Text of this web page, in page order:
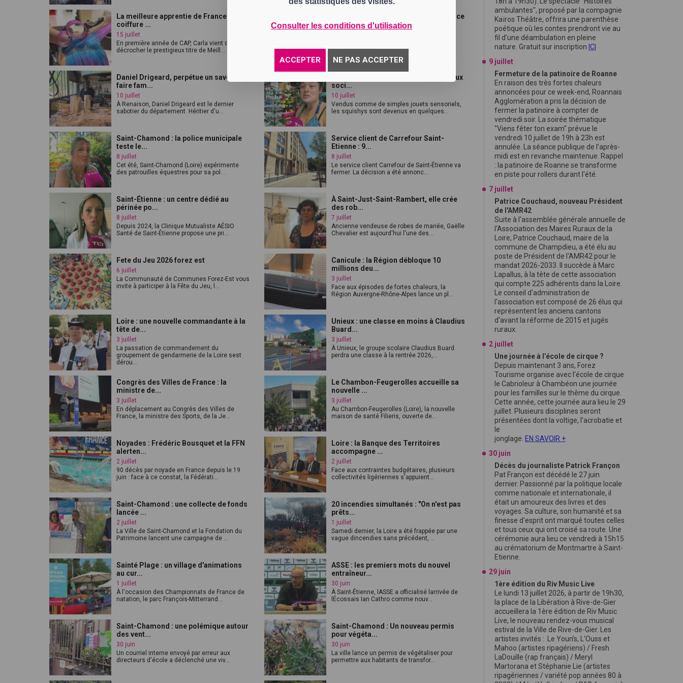
Consulter les conditions d'utilisation
ACCEPTER NE PAS ACCEPTER
La meilleure apprentie de France en
coiffure ...
15 juillet
En première année de CAP, Carla vient de
décrocher le prestigieux titre de Meill...
Saint-Étienne Métropole met en service
ses pr...
réseau STAS. Après l'arrivée des tro...
Daniel Drigeard, perpétue un savoir-
faire fam...
10 juillet
À Renaison, Daniel Drigeard est le dernier
sabotier du département. Héritier d'u...
Squishys : la nouvelle folie des réseaux
soci...
10 juillet
Vendus comme de simples jouets sensoriels,
les squishys sont devenus en quelques...
Saint-Chamond : la police municipale
teste le...
8 juillet
Cet été, Saint-Chamond (Loire) expérimente
des patrouilles équestres pour sa pol...
Service client de Carrefour Saint-
Etienne : 9...
8 juillet
Le service client Carrefour de Saint-Étienne va
fermer. La décision a été annonc...
Saint-Étienne : un centre dédié au
périnée po...
8 juillet
Depuis 2024, la Clinique Mutualiste AÉSIO
Santé de Saint-Étienne propose une pri...
À Saint-Just-Saint-Rambert, elle crée
des rob...
7 juillet
Ancienne vendeuse de robes de mariée, Gaëlle
Chevalier est aujourd'hui l'une des...
Fete du Jeu 2026 forez est
6 juillet
La Communauté de Communes Forez-Est vous
invite à participer à la Fête du Jeu, l...
Canicule : la Région débloque 10
millions deu...
3 juillet
Face aux épisodes de fortes chaleurs, la
Région Auvergne-Rhône-Alpes lance un pl...
Loire : une nouvelle commandante à la
tête de...
3 juillet
La passation de commandement du
groupement de gendarmerie de la Loire sest
dérou...
Unieux : une classe en moins à Claudius
Buard...
3 juillet
À Unieux, le groupe scolaire Claudius Buard
perdra une classe à la rentrée 2026,...
Congrès des Villes de France : la
ministre de...
3 juillet
En déplacement au Congrès des Villes de
France, la ministre des Sports, de la Je...
Le Chambon-Feugerolles accueille sa
nouvelle ...
3 juillet
Au Chambon-Feugerolles (Loire), la nouvelle
maison de santé Filieris, ouverte de...
Noyades : Frédéric Bousquet et la FFN
alerten...
2 juillet
90 décès par noyade en France depuis le 19
juin : face à ce constat, la Fédérati...
Loire : la Banque des Territoires
accompagne ...
2 juillet
Face aux contraintes budgétaires, plusieurs
collectivités ligériennes s'appuient...
Saint-Chamond : une collecte de fonds
lancée ...
2 juillet
La Ville de Saint-Chamond et la Fondation du
Patrimoine lancent une campagne de ...
20 incendies simultanés : "On n'est pas
prêts...
1 juillet
Samedi dernier, la Loire a été frappée par une
vague dincendies sans précédent, ...
Sainté Plage : un village d'animations
au cur...
1 juillet
À l'occasion des Championnats de France de
natation, le parc François-Mitterrand...
ASSE : les premiers mots du nouvel
entraîneur...
30 juin
À Saint-Étienne, lASSE a officialisé larrivée de
lÉcossais Ian Cathro comme nouv...
Saint-Chamond : une polémique autour
des vent...
30 juin
Un courriel interne envoyé par erreur aux
directeurs d'école a déclenché une viv...
Saint-Chamond : Un nouveau permis
pour végéta...
30 juin
La ville lance un permis de végétaliser pour
permettre aux habitants de transfor...
ambulantes", proposé par la compagnie
Kaïros Théâtre, offrira une parenthèse
poétique où les contes prendront vie au
fil d'une déambulation en pleine
nature. Gratuit sur inscription ICI
9 juillet
Fermeture de la patinoire de Roanne
En raison des très fortes chaleurs
annoncées pour ce week-end, Roannais
Agglomération a pris la décision de
fermer la patinoire à compter de
vendredi soir. La soirée thématique
"Viens fêter ton exam" prévue le
vendredi 10 juillet de 19h à 23h est
annulée. La séance publique de l’après-
midi est en revanche maintenue. Rappel
: la patinoire de Roanne se transforme
en piste pour rollers durant l'été.
7 juillet
Patrice Couchaud, nouveau Président
de l'AMR42
Suite à l'assemblée générale annuelle de
l'Association des Maires Ruraux de la
Loire, Patrice Couchaud, maire de la
commune de Champdieu, a été élu au
poste de Président de l'AMR42 pour le
mandat 2026-2033. Il succède à Marc
Lapallus, à la tête de cette association
qui compte 225 adhérents dans la Loire.
Le conseil d'administration de
l'association est composé de 26 élus qui
représentent les anciens cantons
d'avant la réforme de 2015 et jugés
ruraux.
2 juillet
Une journée à l’école de cirque ?
Depuis maintenant 3 ans, Forez
Tourisme organise avec l’école de cirque
le Cabrioleur à Chambéon une journée
pour les familles sur le thême du cirque.
Cette année, cette journée aura lieu le 29
juillet. Plusieurs disciplines seront
présentées dont la voltige, l’acrobatie et
le
jonglage. EN SAVOIR +
30 juin
Décès du journaliste Patrick Françon
Pat Françon est décédé le 27 juin
dernier. Passionné par la politique locale
comme nationale et internationale, il
était un amoureux des livres et des
voyages. Sa culture, son humanité et sa
finesse d'esprit ont marqué toutes celles
et tous ceux qui ont croisé sa route. Une
cérémonie aura lieu ce vendredi à 15h15
au crématorium de Montmartre à Saint-
Etienne.
29 juin
1ère édition du Riv Music Live
Le lundi 13 juillet 2026, à partir de 19h30,
la place de la Libération à Rive-de-Gier
accueillera la 1ère édition de Riv Music
Live, le nouveau rendez-vous musical
estival de la Ville de Rive-de-Gier. Les
artistes invités : Le Youn’s, L'Ouss et
Mahoo (artistes ripagériens) / Fresh
LaDouille (rap français) / Meryl
Martorana et Stéphanie Lie (artistes
ripagériennes / variété pop années 80 à